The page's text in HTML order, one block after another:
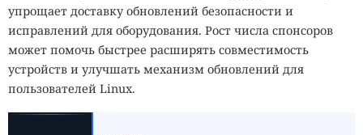
упрощает доставку обновлений безопасности и
исправлений для оборудования. Рост числа спонсоров
может помочь быстрее расширять совместимость
устройств и улучшать механизм обновлений для
пользователей Linux.